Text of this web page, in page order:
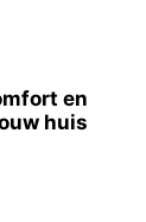
en
huis